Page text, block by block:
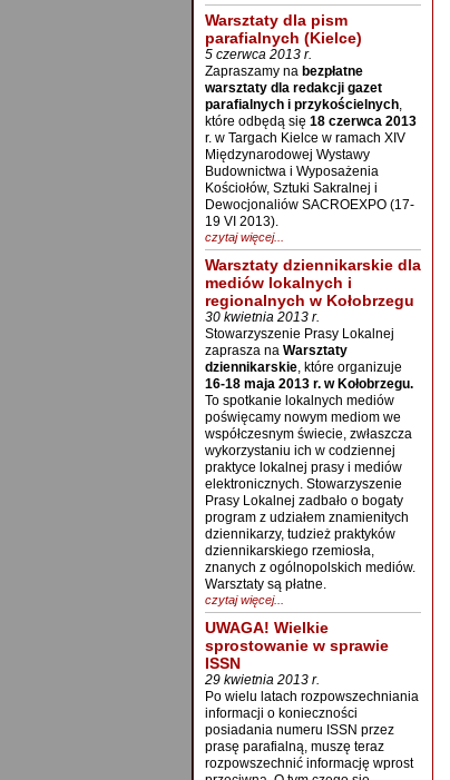
Warsztaty dla pism
parafialnych (Kielce)
5 czerwca 2013 r.
Zapraszamy na bezpłatne
warsztaty dla redakcji gazet
parafialnych i przykościelnych,
które odbędą się 18 czerwca 2013
r. w Targach Kielce w ramach XIV
Międzynarodowej Wystawy
Budownictwa i Wyposażenia
Kościołów, Sztuki Sakralnej i
Dewocjonaliów SACROEXPO (17-
19 VI 2013).
czytaj więcej...
Warsztaty dziennikarskie dla
mediów lokalnych i
regionalnych w Kołobrzegu
30 kwietnia 2013 r.
Stowarzyszenie Prasy Lokalnej
zaprasza na Warsztaty
dziennikarskie, które organizuje
16-18 maja 2013 r. w Kołobrzegu.
To spotkanie lokalnych mediów
poświęcamy nowym mediom we
współczesnym świecie, zwłaszcza
wykorzystaniu ich w codziennej
praktyce lokalnej prasy i mediów
elektronicznych. Stowarzyszenie
Prasy Lokalnej zadbało o bogaty
program z udziałem znamienitych
dziennikarzy, tudzież praktyków
dziennikarskiego rzemiosła,
znanych z ogólnopolskich mediów.
Warsztaty są płatne.
czytaj więcej...
UWAGA! Wielkie
sprostowanie w sprawie
ISSN
29 kwietnia 2013 r.
Po wielu latach rozpowszechniania
informacji o konieczności
posiadania numeru ISSN przez
prasę parafialną, muszę teraz
rozpowszechnić informację wprost